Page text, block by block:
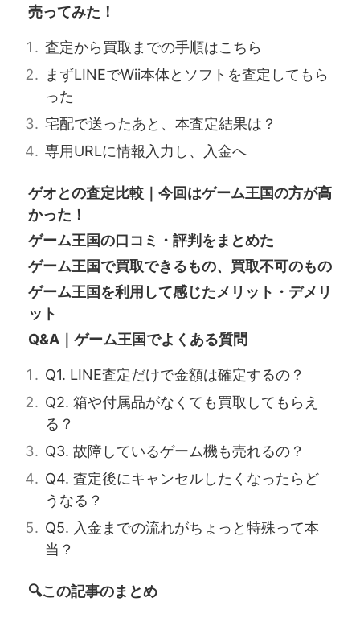
売ってみた！
査定から買取までの手順はこちら
まずLINEでWii本体とソフトを査定してもら
った
宅配で送ったあと、本査定結果は？
専用URLに情報入力し、入金へ
ゲオとの査定比較｜今回はゲーム王国の方が高
かった！
ゲーム王国の口コミ・評判をまとめた
ゲーム王国で買取できるもの、買取不可のもの
ゲーム王国を利用して感じたメリット・デメリ
ット
Q&A｜ゲーム王国でよくある質問
Q1. LINE査定だけで金額は確定するの？
Q2. 箱や付属品がなくても買取してもらえ
る？
Q3. 故障しているゲーム機も売れるの？
Q4. 査定後にキャンセルしたくなったらど
うなる？
Q5. 入金までの流れがちょっと特殊って本
当？
🔍この記事のまとめ